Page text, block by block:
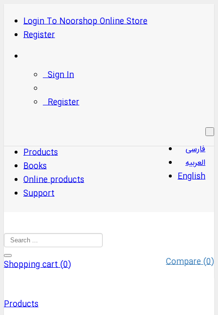
LoginToNoorshop Online Store
Register
Sign In
Register
فارسی
العربیه
English
Products
Books
Online products
Support
Shopping cart (0) Compare (0)
Products